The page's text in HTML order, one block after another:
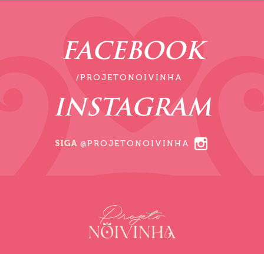
FACEBOOK
/PROJETONOIVINHA
INSTAGRAM
SIGA @PROJETONOIVINHA